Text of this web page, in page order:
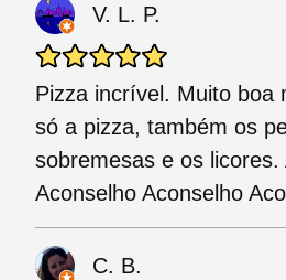
V. L. P.
Pizza incrível. Muito boa
só a pizza, também os
sobremesas e os licores.
Aconselho Aconselho
C. B.